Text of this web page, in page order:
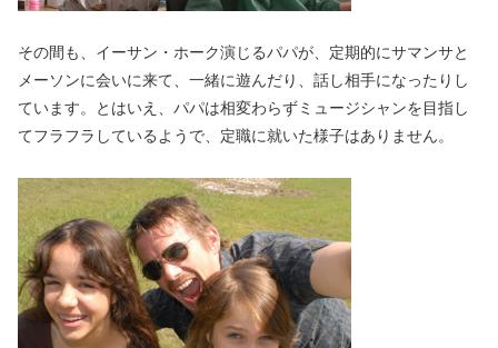
その間も、イーサン・ホーク演じるパパが、定期的にサマンサと
メーソンに会いに来て、一緒に遊んだり、話し相手になったりし
ています。とはいえ、パパは相変わらずミュージシャンを目指し
てフラフラしているようで、定職に就いた様子はありません。